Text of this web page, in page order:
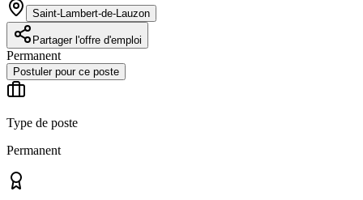
Saint-Lambert-de-Lauzon
Partager l'offre d'emploi
Permanent
Postuler pour ce poste
Type de poste
Permanent